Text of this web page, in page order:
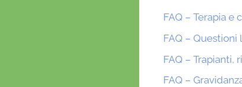
FAQ – Terapia e
FAQ – Questioni
FAQ – Trapianti,
FAQ –